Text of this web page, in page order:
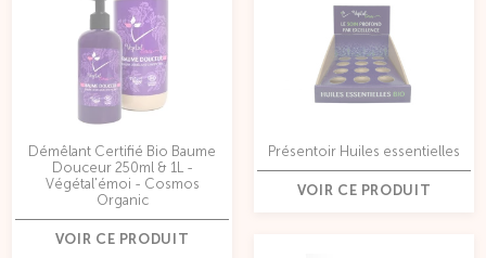
Démêlant Certifié Bio Baume
Douceur 250ml & 1L -
Végétal'émoi - Cosmos
Organic
VOIR CE PRODUIT
Présentoir Huiles essentielles
VOIR CE PRODUIT